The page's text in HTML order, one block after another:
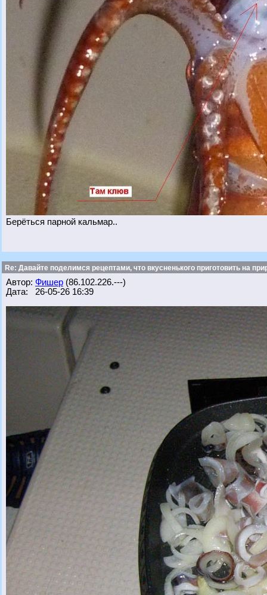
Берёться парной кальмар..
Re: Давайте поделимся рецептами, что вкусненького приготовить на
Автор: Фишер (86.102.226.---)
Дата: 26-05-26 16:39